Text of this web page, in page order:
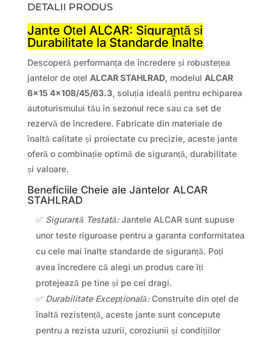
DETALII PRODUS
Jante Oțel ALCAR: Siguranță și
Durabilitate la Standarde Înalte
Descoperă performanța de încredere și robustețea
jantelor de oțel ALCAR STAHLRAD, modelul ALCAR
6×15 4×108/45/63.3, soluția ideală pentru echiparea
autoturismului tău în sezonul rece sau ca set de
rezervă de încredere. Fabricate din materiale de
înaltă calitate și proiectate cu precizie, aceste jante
oferă o combinație optimă de siguranță, durabilitate
și valoare.
Beneficiile Cheie ale Jantelor ALCAR
STAHLRAD
✅ Siguranță Testată:Jantele ALCAR sunt supuse
unor teste riguroase pentru a garanta conformitatea
cu cele mai înalte standarde de siguranță. Poți
avea încredere că alegi un produs care îți
protejează pe tine și pe cei dragi.
✅ Durabilitate Excepțională:Construite din oțel de
înaltă rezistență, aceste jante sunt concepute
pentru a rezista uzurii, coroziunii și condițiilor